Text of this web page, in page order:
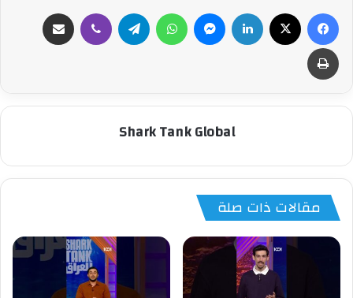
فيسبوك لينكدإن ماسنجر واتساب تيلقرام ڤايبر
طباعة
Shark Tank Global
مقالات ذات صلة